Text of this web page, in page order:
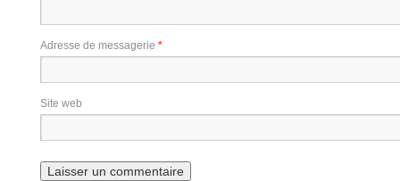
Adresse de messagerie *
Site web